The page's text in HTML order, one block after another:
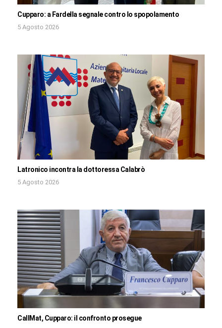
Cupparo: a Fardella segnale contro lo spopolamento
5 Agosto 2026
Latronico incontra la dottoressa Calabrò
5 Agosto 2026
CallMat, Cupparo: il confronto prosegue